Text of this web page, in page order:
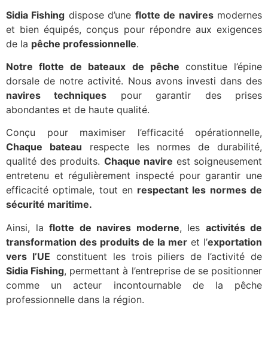
Sidia Fishing dispose d’une flotte de naviresmodernes
et bien équipés, conçus pour répondre aux exigences
de la pêche professionnelle.
Notreflotte de bateaux de pêche constitue l’épine
dorsale de notre activité. Nous avons investi dans des
navires techniques pour garantir des prises
abondantes et de haute qualité.
Conçu pour maximiser l’efficacité opérationnelle,
Chaque bateau respecte les normes de durabilité,
qualité des produits. Chaque navire est soigneusement
entretenu et régulièrement inspecté pour garantir une
efficacité optimale, tout en respectant les normes de
sécurité maritime.
Ainsi, la flotte de navires moderne, les activités de
transformation des produits de la mer et l’exportation
vers l’UE constituent les trois piliers de l’activité de
Sidia Fishing, permettant à l’entreprise de se positionner
comme un acteur incontournable de la pêche
professionnelle dans la région.